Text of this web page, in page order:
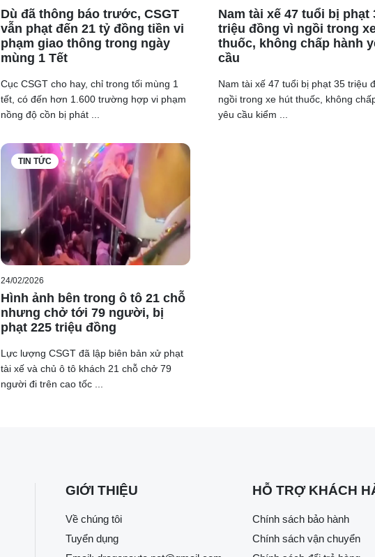
Dù đã thông báo trước, CSGT
vẫn phạt đến 21 tỷ đồng tiền vi
phạm giao thông trong ngày
mùng 1 Tết
Cục CSGT cho hay, chỉ trong tối mùng 1
tết, có đến hơn 1.600 trường hợp vi phạm
nồng độ cồn bị phát ...
Nam tài xế 47 tuổi bị phạt
triệu đồng vì ngồi trong
thuốc, không chấp hành
cầu
Nam tài xế 47 tuổi bị phạt 35 triệu
ngồi trong xe hút thuốc, không
yêu cầu kiểm ...
TIN TỨC
24/02/2026
Hình ảnh bên trong ô tô 21 chỗ
nhưng chở tới 79 người, bị
phạt 225 triệu đồng
Lực lượng CSGT đã lập biên bản xử phạt
tài xế và chủ ô tô khách 21 chỗ chở 79
người đi trên cao tốc ...
GIỚI THIỆU
Về chúng tôi
Tuyển dụng
HỖ TRỢ KHÁCH
Chính sách bảo hành
Chính sách vận chuyển